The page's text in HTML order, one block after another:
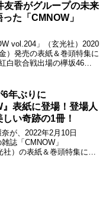
が演じる10歳下のアンち
友香がグループの未来
た「CMNOW」
vol.204」（玄光社）2020
）発売の表紙＆巻頭特集に
白歌合戦出場の欅坂46よ
「CMNOW」もドア...
6年ぶりに
』表紙に登場！登場人
い奇跡の1冊！
が、2022年2月10日
誌「CMNOW」
社）の表紙＆巻頭特集に6